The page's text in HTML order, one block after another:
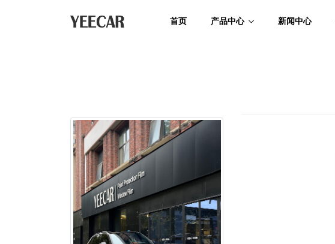
首页 产品中心 新闻中心